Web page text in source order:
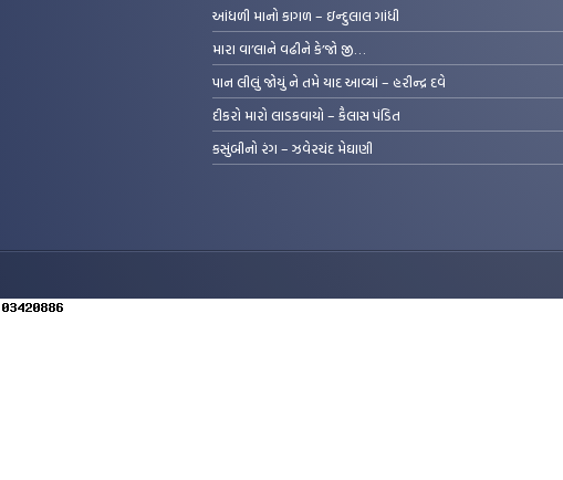
આંધળી માનો કાગળ – ઇન્દુલાલ ગાંધી
મારા વા’લાને વઢીને કે’જો જી…
પાન લીલું જોયું ને તમે યાદ આવ્યાં – હરીન્દ્ર દવે
દીકરો મારો લાડકવાયો – કૈલાસ પંડિત
કસુંબીનો રંગ – ઝવેરચંદ મેઘાણી